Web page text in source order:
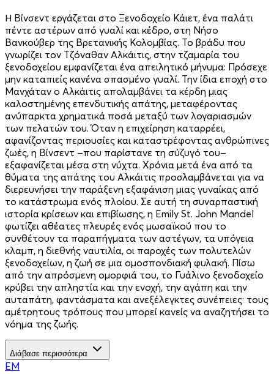
Η Βίνσεντ εργάζεται στο Ξενοδοχείο Κάιετ, ένα παλάτι
πέντε αστέρων από γυαλί και κέδρο, στη Νήσο
Βανκούβερ της Βρετανικής Κολομβίας. Το βράδυ που
γνωρίζει τον Τζόναθαν Αλκάιτις, στην τζαμαρία του
ξενοδοχείου εμφανίζεται ένα απειλητικό μήνυμα: Πρόσεχε
μην καταπιείς κανένα σπασμένο γυαλί. Την ίδια εποχή στο
Μανχάταν ο Αλκάιτις απολαμβάνει τα κέρδη μιας
καλοστημένης επενδυτικής απάτης, μεταφέροντας
ανύπαρκτα χρηματικά ποσά μεταξύ των λογαριασμών
των πελατών του. Όταν η επιχείρηση καταρρέει,
αφανίζοντας περιουσίες και καταστρέφοντας ανθρώπινες
ζωές, η Βίνσεντ ‒που παρίστανε τη σύζυγό του‒
εξαφανίζεται μέσα στη νύχτα. Χρόνια μετά ένα από τα
θύματα της απάτης του Αλκάιτις προσλαμβάνεται για να
διερευνήσει την παράξενη εξαφάνιση μιας γυναίκας από
το κατάστρωμα ενός πλοίου. Σε αυτή τη συναρπαστική
ιστορία κρίσεων και επιβίωσης, η Emily St. John Mandel
φωτίζει αθέατες πλευρές ενός μωσαϊκού που το
συνθέτουν τα παραπήγματα των αστέγων, τα υπόγεια
κλαμπ, η διεθνής ναυτιλία, οι παροχές των πολυτελών
ξενοδοχείων, η ζωή σε μια ομοσπονδιακή φυλακή. Πίσω
από την απρόσμενη ομορφιά του, το Γυάλινο ξενοδοχείο
κρύβει την απληστία και την ενοχή, την αγάπη και την
αυταπάτη, φαντάσματα και ανεξέλεγκτες συνέπειες· τους
αμέτρητους τρόπους που μπορεί κανείς να αναζητήσει το
νόημα της ζωής.
Διάβασε περισσότερα
EM